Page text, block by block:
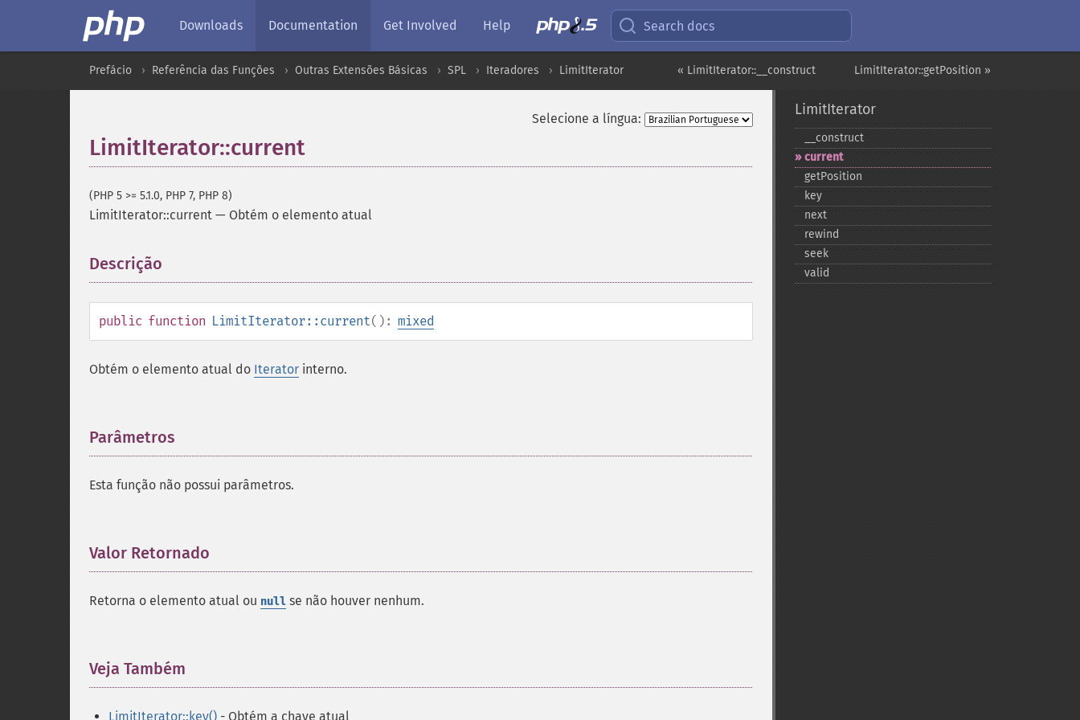
Downloads Documentation Get Involved Help Search docs
LimitIterator::getPosition »
« LimitIterator::__construct
Prefácio Referência das Funções Outras Extensões Básicas SPL Iteradores LimitIterator
Selecione a língua:
LimitIterator::current
(PHP 5 >= 5.1.0, PHP 7, PHP 8)
LimitIterator::current — Obtém o elemento atual
Descrição
public function LimitIterator::current(): mixed
Obtém o elemento atual do Iterator interno.
Parâmetros
Esta função não possui parâmetros.
Valor Retornado
Retorna o elemento atual ou null se não houver nenhum.
Veja Também
LimitIterator::key() - Obtém a chave atual
LimitIterator
_​_​construct
current
getPosition
key
next
rewind
seek
valid